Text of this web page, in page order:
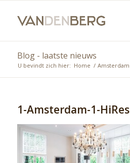
Blog - laatste nieuws
U bevindt zich hier: Home / Amsterdam
1-Amsterdam-1-HiRes